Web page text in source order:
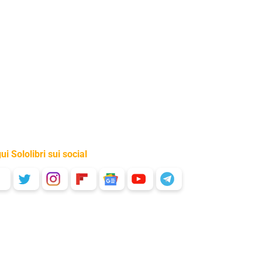
Sololibri sui social